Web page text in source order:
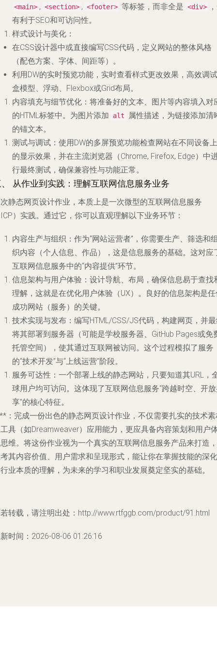
<main> , <section> , <footer> 等标签，而非全是 <div>
有利于SEO和可访问性。
样式设计与美化 ：
在CSS设计器中或直接编写CSS代码，定义网站的整体风格
（配色方案、字体、间距等）。
利用DW的实时预览功能，实时查看样式更改效果，高效调试
盒模型、浮动、Flexbox或Grid布局。
内容填充与细节优化 ：将准备好的文本、图片等内容填入对
的HTML标签中。为图片添加
alt
属性描述，为链接添加清
的锚文本。
测试与调试 ：使用DW的多屏预览功能检查网站在不同设备上
的显示效果，并在主流浏览器（Chrome, Firefox, Edge）中
行最终测试，确保兼容性与功能正常。
从作业到实践：理解互联网信息服务业务
静态网页设计作业，本质上是一次微型的互联网信息服务
）实践。通过它，你可以直观理解以下业务环节：
内容生产与组织 ：作为“网站运营者”，你需要生产、筛选和
织内容（个人信息、作品），这是信息服务的基础。这对应
互联网信息服务中的“内容提供”环节。
信息架构与用户体验 ：设计导航、布局，确保信息易于查找
理解，这就是在优化用户体验（UX）。良好的信息架构是
成功网站（服务）的关键。
技术实现与发布 ：编写HTML/CSS/JS代码，构建网页，并
将其部署到服务器（可能是学校服务器、GitHub Pages或免
托管空间），使其通过互联网被访问。这个过程模拟了服务
的“技术开发”与“上线运营”阶段。
服务可达性 ：一个部署上线的静态网站，只要知道其URL，
球用户均可访问。这体现了互联网信息服务“跨越时空、开
享”的核心特征。
：完成一份出色的静态网页设计作业，不仅需要扎实的技术
具（如Dreamweaver）应用能力，更应具备内容策划和用户
维。将这份作业视为一个真实的互联网信息服务产品来打造，
其内容价值、用户需求和呈现形式，能让你在掌握技能的深化
业本质的理解，为未来的学习和职业发展奠定坚实的基础。
转载，请注明出处：http://www.rtfggb.com/product/91.html
时间：2026-08-06 01:26:16